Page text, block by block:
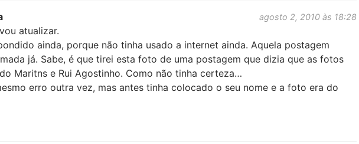
agosto 2, 2010 às 18:28
atualizar.
ainda, porque não tinha usado a internet ainda. Aquela postagem
já. Sabe, é que tirei esta foto de uma postagem que dizia que as fotos
Maritns e Rui Agostinho. Como não tinha certeza…
erro outra vez, mas antes tinha colocado o seu nome e a foto era do